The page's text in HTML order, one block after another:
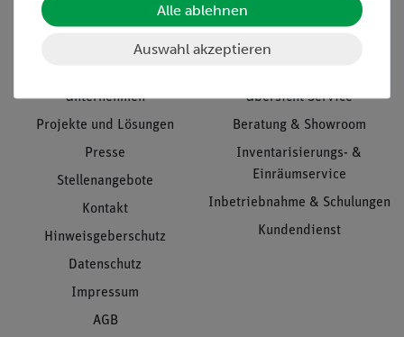
Informationen
Unternehmen
Projekte und Lösungen
Presse
Stellenangebote
Kontakt
Hinweisgeberschutz
Datenschutz
Impressum
AGB
Übersicht Service
Beratung & Showroom
Inventarisierungs- &
Einräumservice
Inbetriebnahme & Schulungen
Kundendienst
Alle ablehnen
Auswahl akzeptieren